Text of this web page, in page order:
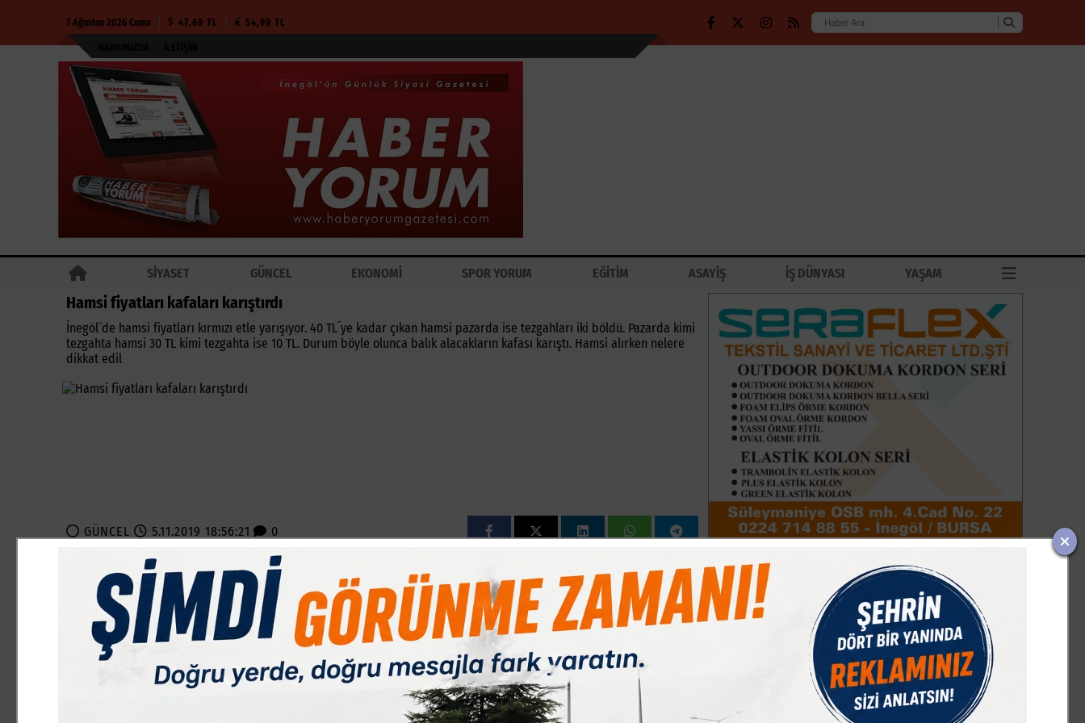
7 Ağustos 2026 Cuma 47,69 TL 54,99 TL
SİYASET GÜNCEL EKONOMİ SPOR YORUM EĞİTİM ASAYİŞ İŞ DÜNYASI YAŞAM
Hamsi fiyatları kafaları karıştırdı
İnegöl´de hamsi fiyatları kırmızı etle yarışıyor. 40 TL´ye kadar çıkan hamsi pazarda ise tezgahları iki böldü. Pazarda kimi
tezgahta hamsi 30 TL kimi tezgahta ise 10 TL. Durum böyle olunca balık alacakların kafası karıştı. Hamsi alırken nelere
dikkat edil
GÜNCEL 5.11.2019 18:56:21 0
Paylas Paylas Paylas
Kışın vazgeçilmez deniz ürünlerinden biri olan balık İnegöl´de adeta el yakıyor. Bu yıl fiyatların düşük olacağı
beklenirken vatandaşlar balığa neredeyse hasret kaldı. Sezonun açılmasıyla birlikte bir türlü düşmeyen fiyatlar
nedeniyle balık almak isteyenler ancak bakmakla yetiniyor. İnegöl´de bulunan balıkçılarda fiyat farkı kafaları iyice
karıştırdı. Kimi yerde hamsinin kilosu 40 olurken, pazarlarda ise 30 ile 10 TL arasında olması dikkat çekti. Hamsiye
hasret kalan İnegöllüler bazı tezgahlarda balığın arasındaki farkları görünce şok oluyorlar. Büyükşehirlerde birçok ilde
fiyatlar 10 ile 20 TL arasında olurken İnegöl´de ise fiyatlar sürekli değişmesi balığın azlığından mı? Yoksa başka
nedenden mi? bu kadar yüksek olmasına anlam veremeyen vatandaşlar balık fiyatlarının kimlerinin belirlediğini ise
merak ediyor. Öte yandan pazarlarda kullanan mor ışıklar ise kafaları iyice karıştırdı. Bazı tezgahlarda kullanılan bu